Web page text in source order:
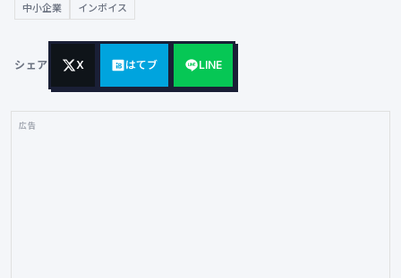
中小企業
インボイス
シェア X はてブ LINE
広告